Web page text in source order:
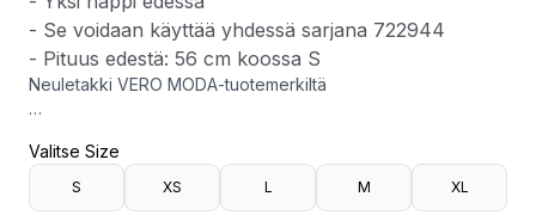
- Se voidaan käyttää yhdessä sarjana 722944
- Pituus edestä: 56 cm koossa S
Neuletakki VERO MODA-tuotemerkiltä
- Pyöristetty kaula-aukko
- Yksi nappi edessä
- Se voidaan käyttää yhdessä sarjana 722944
Valitse Size
S XS L M XL